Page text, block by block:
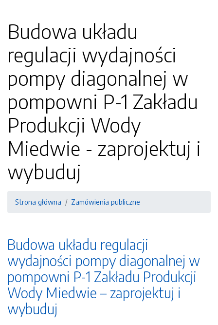
Budowa układu
regulacji wydajności
pompy diagonalnej w
pompowni P-1 Zakładu
Produkcji Wody
Miedwie - zaprojektuj i
wybuduj
Strona główna Zamówienia publiczne
Budowa układu regulacji
wydajności pompy diagonalnej w
pompowni P-1 Zakładu Produkcji
Wody Miedwie – zaprojektuj i
wybuduj